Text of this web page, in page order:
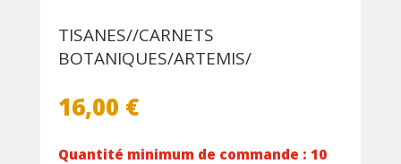
TISANES//CARNETS
BOTANIQUES/ARTEMIS/
16,00 €
Quantité minimum de commande : 10